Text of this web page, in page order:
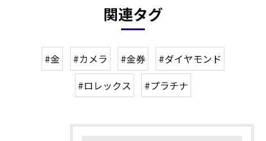
関連タグ
#金 #カメラ #金券
#ダイヤモンド
#ロレックス
#プラチナ